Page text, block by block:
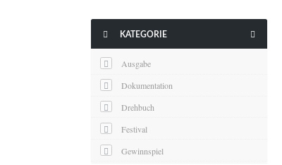
 KATEGORIE 
Ausgabe
Dokumentation
Drehbuch
Festival
Gewinnspiel